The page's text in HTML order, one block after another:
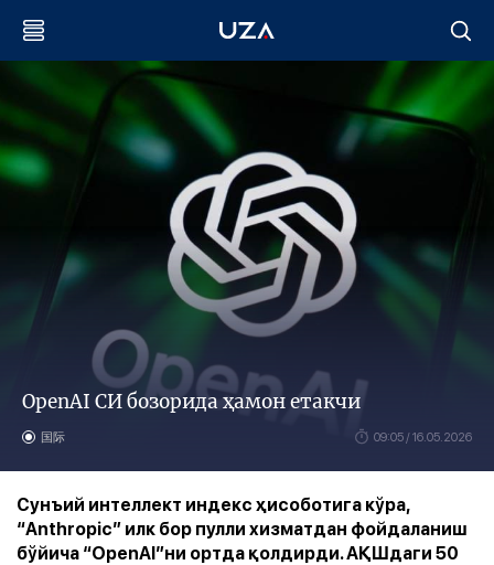
OpenAI СИ бозорида ҳамон етакчи
国际 09:05 / 16.05.2026
Сунъий интеллект индекс ҳисоботига кўра,
“Anthropic” илк бор пулли хизматдан фойдаланиш
бўйича “ОpenAI”ни ортда қолдирди. АҚШдаги 50